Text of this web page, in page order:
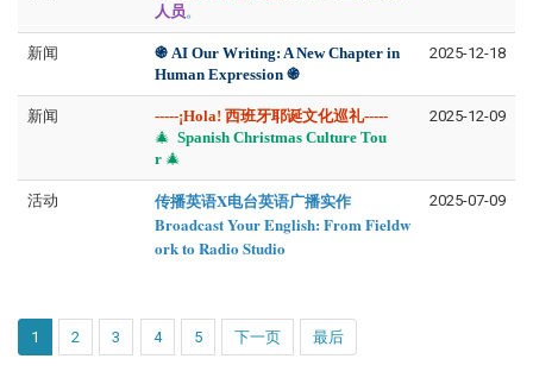
人员。
新闻 ֍​​​​ AI Our Writing: A New Chapter in
Human Expression ֍
2025-12-18
新闻 -----¡Hola! 西班牙耶诞文化巡礼-----
🎄 Spanish Christmas Culture Tou
r 🎄
2025-12-09
活动
传播英语X电台英语广播实作
Broadcast Your English: From Fieldw
ork to Radio Studio
2025-07-09
1 2 3 4 5 下一页 最后